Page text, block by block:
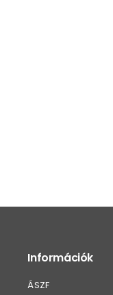
Információk
ÁSZF